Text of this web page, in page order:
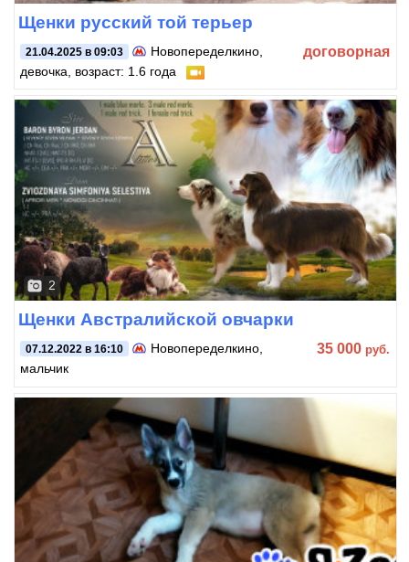
Щенки русский той терьер
21.04.2025 в 09:03 Новопеределкино
девочка, возраст: 1.6 года
договорная
2
Щенки Австралийской овчарки
07.12.2022 в 16:10 Новопеределкино,
мальчик
35 000 руб.